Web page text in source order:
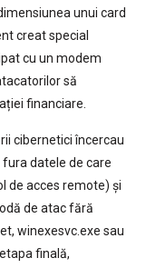
unui card
creat special
cu un modem
să
financiare.
cibernetici încercau
datele de care
de acces remote) și
de atac fără
winexesvc.exe sau
finală,